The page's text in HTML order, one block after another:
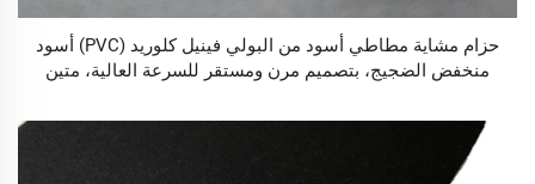
حزام مشاية مطاطي أسود من البولي فينيل كلوريد (PVC) أسود
منخفض الضجيج، بتصميم مرن ومستقر للسرعة العالية، متين